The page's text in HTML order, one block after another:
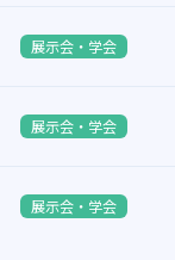
展示会・学会
展示会・学会
展示会・学会